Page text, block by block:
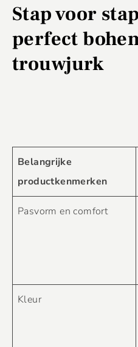
Stap voor
perfect
trouwjurk
Belangrijke
productkenmerken
Pasvorm en comfort
Kleur